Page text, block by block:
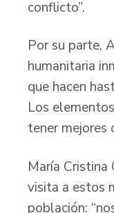
conflicto”.
Por su parte,
humanitaria
que hacen
Los
tener mejores
María Cristina
visita a estos
población: